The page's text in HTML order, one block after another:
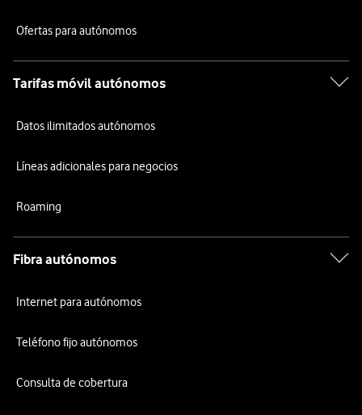
Ofertas para autónomos
Tarifas móvil autónomos
Datos ilimitados autónomos
Líneas adicionales para negocios
Roaming
Fibra autónomos
Internet para autónomos
Teléfono fijo autónomos
Consulta de cobertura